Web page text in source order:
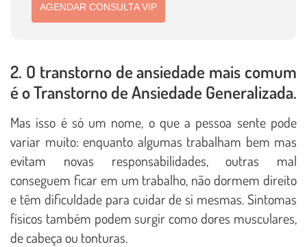
AGENDAR CONSULTA VIP
2. O transtorno de ansiedade mais comum
é o Transtorno de Ansiedade Generalizada.
Mas isso é só um nome, o que a pessoa sente pode
variar muito: enquanto algumas trabalham bem mas
evitam novas responsabilidades, outras mal
conseguem ficar em um trabalho, não dormem direito
e têm dificuldade para cuidar de si mesmas. Sintomas
físicos também podem surgir como dores musculares,
de cabeça ou tonturas.